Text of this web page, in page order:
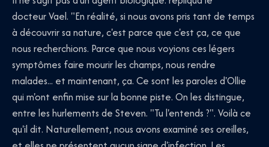
docteur Vael. "En réalité, si nous avons pris tant de temps
à découvrir sa nature, c'est parce que c'est ça, ce que
nous recherchions. Parce que nous voyions ces légers
symptômes faire mourir les champs, nous rendre
malades... et maintenant, ça. Ce sont les paroles d'Ollie
qui m'ont enfin mise sur la bonne piste. On les distingue,
entre les hurlements de Steven. "Tu l'entends ?". Voilà ce
qu'il dit. Naturellement, nous avons examiné ses oreilles,